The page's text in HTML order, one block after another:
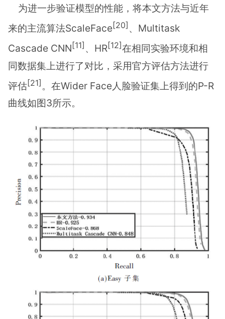
为进一步验证模型的性能，将本文方法与近年
来的主流算法ScaleFace[20] 、Multitask
Cascade CNN [11] 、HR[12]在相同实验环境和相
同数据集上进行了对比，采用官方评估方法进行
评估[21] 。在Wider Face人脸验证集上得到的P-R
曲线如图3所示。